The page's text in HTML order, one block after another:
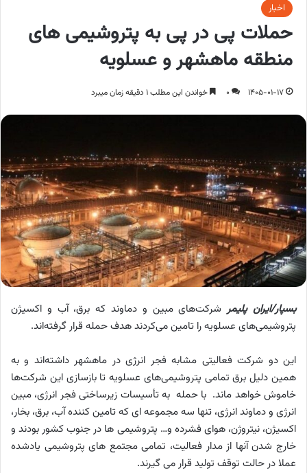
اخبار
حملات پی در پی به پتروشیمی های
منطقه ماهشهر و عسلویه
1405-01-17
0 خواندن این مطلب 1 دقیقه زمان میبرد
بسپار/ایران پلیمر شرکت‌های مبین و دماوند که برق، آب و اکسیژن
پتروشیمی‌های عسلویه را تامین می‌کردند هدف حمله قرار گرفته‌اند.
این دو شرکت فعالیتی مشابه فجر انرژی در ماهشهر داشته‌اند و به
همین دلیل برق تمامی پتروشیمی‌های عسلویه تا بازسازی این شرکت‌ها
خاموش خواهد ماند. با حمله به تأسیسات زیرساختی فجر انرژی، مبین
انرژی و دماوند انرژی، تنها سه مجموعه ای که تامین کننده آب، برق، بخار،
اکسیژن، نیتروژن، هوای فشرده و… پتروشیمی ها در جنوب کشور بودند و
خارج شدن آنها از مدار فعالیت، تمامی مجتمع های پتروشیمی یادشده
عملا در حالت توقف تولید قرار می گیرند.